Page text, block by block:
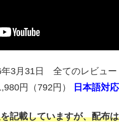
3月31日 全てのレビュー
円（792円）
日本語対応
記載していますが、配布